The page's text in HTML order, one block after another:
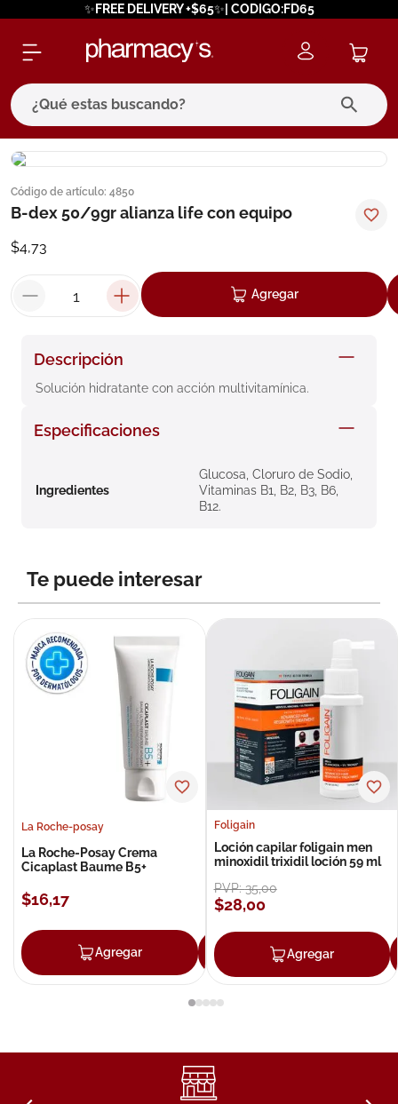
✨FREE DELIVERY +$65✨| CODIGO:FD65
¿Qué estas buscando?
Código de artículo: 4850
B-dex 50/9gr alianza life con equipo
$4,73
Agregar
Descripción
Solución hidratante con acción multivitamínica.
Especificaciones
Ingredientes
Glucosa, Cloruro de Sodio,
Vitaminas B1, B2, B3, B6,
B12.
Te puede interesar
La Roche-posay
La Roche-Posay Crema
Cicaplast Baume B5+
$16,17
Agregar Agregar
Foligain
Loción capilar foligain men
minoxidil trixidil loción 59 ml
PVP:35,00
$28,00
Agregar
términos más buscados
1. eucerin
3
pilexil
5. cerave
6 degraler
7. isdin